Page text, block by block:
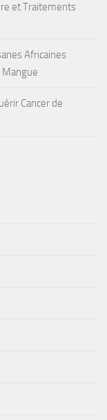
et Traitements
Africaines
Mangue
Cancer de